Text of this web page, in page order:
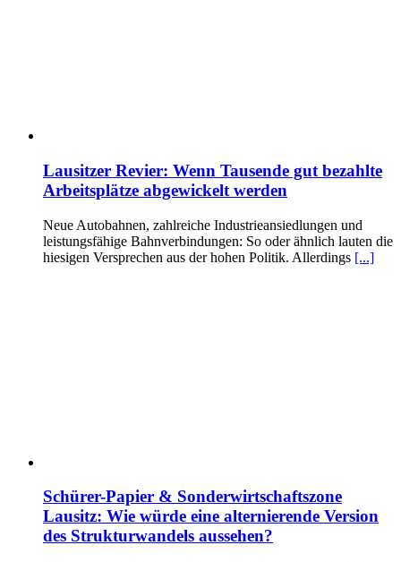
Lausitzer Revier: Wenn Tausende gut bezahlte
Arbeitsplätze abgewickelt werden
Neue Autobahnen, zahlreiche Industrieansiedlungen und
leistungsfähige Bahnverbindungen: So oder ähnlich lauten die
hiesigen Versprechen aus der hohen Politik. Allerdings [...]
Schürer-Papier & Sonderwirtschaftszone
Lausitz: Wie würde eine alternierende Version
des Strukturwandels aussehen?